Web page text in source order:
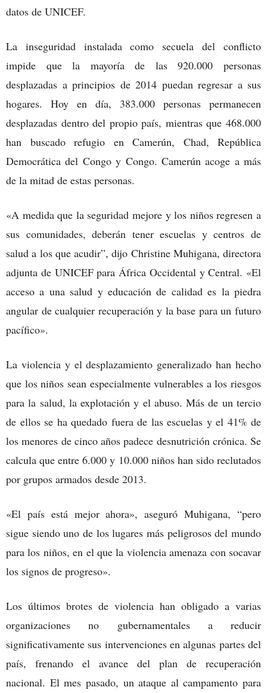
datos de UNICEF.
La inseguridad instalada como secuela del conflicto
impide que la mayoría de las 920.000 personas
desplazadas a principios de 2014 puedan regresar a sus
hogares. Hoy en día, 383.000 personas permanecen
desplazadas dentro del propio país, mientras que 468.000
han buscado refugio en Camerún, Chad, República
Democrática del Congo y Congo. Camerún acoge a más
de la mitad de estas personas.
«A medida que la seguridad mejore y los niños regresen a
sus comunidades, deberán tener escuelas y centros de
salud a los que acudir”, dijo Christine Muhigana, directora
adjunta de UNICEF para África Occidental y Central. «El
acceso a una salud y educación de calidad es la piedra
angular de cualquier recuperación y la base para un futuro
pacífico».
La violencia y el desplazamiento generalizado han hecho
que los niños sean especialmente vulnerables a los riesgos
para la salud, la explotación y el abuso. Más de un tercio
de ellos se ha quedado fuera de las escuelas y el 41% de
los menores de cinco años padece desnutrición crónica. Se
calcula que entre 6.000 y 10.000 niños han sido reclutados
por grupos armados desde 2013.
«El país está mejor ahora», aseguró Muhigana, “pero
sigue siendo uno de los lugares más peligrosos del mundo
para los niños, en el que la violencia amenaza con socavar
los signos de progreso».
Los últimos brotes de violencia han obligado a varias
organizaciones no gubernamentales a reducir
significativamente sus intervenciones en algunas partes del
país, frenando el avance del plan de recuperación
nacional. El mes pasado, un ataque al campamento para